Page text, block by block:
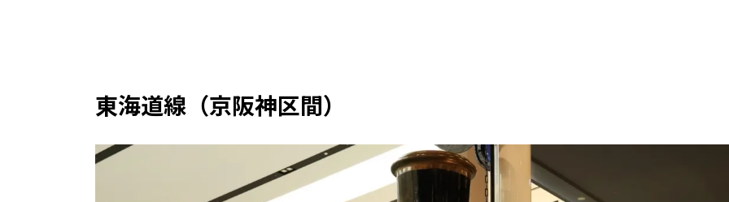
東海道線（京阪神区間）